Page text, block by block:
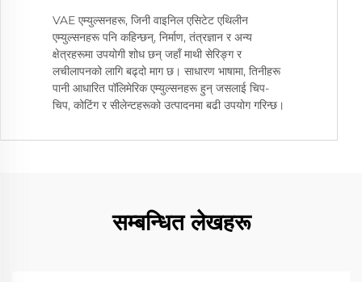
VAE एम्युल्सनहरू, जिनी वाइनिल एसिटेट एथिलीन
एम्युल्सनहरू पनि कहिन्छन्, निर्माण, तंत्रज्ञान र अन्य
क्षेत्रहरूमा उपयोगी शोध छन् जहाँ माथी सेरिङ्ग र
लचीलापनको लागि बढ्दो माग छ। साधारण भाषामा, तिनीहरू
पानी आधारित पॉलिमेरिक एम्युल्सनहरू हुन् जसलाई चिप-
चिप, कोटिंग र सीलेन्टहरूको उत्पादनमा बढी उपयोग गरिन्छ।
सम्बन्धित लेखहरू